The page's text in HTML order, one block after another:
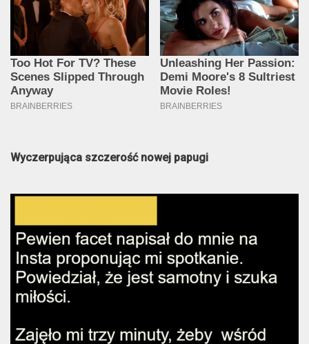
Wyczerpująca szczerość nowej papugi